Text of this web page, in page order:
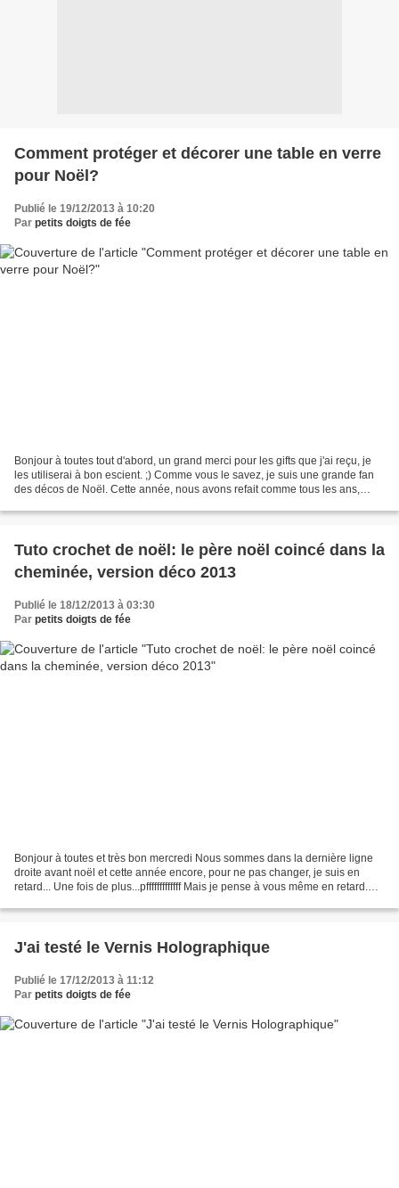
Comment protéger et décorer une table en verre
pour Noël?
Publié le 19/12/2013 à 10:20
Par petits doigts de fée
Bonjour à toutes tout d'abord, un grand merci pour les gifts que j'ai reçu, je
les utiliserai à bon escient. ;) Comme vous le savez, je suis une grande fan
des décos de Noël. Cette année, nous avons refait comme tous les ans,
Tuto crochet de noël: le père noël coincé dans la
cheminée, version déco 2013
Publié le 18/12/2013 à 03:30
Par petits doigts de fée
Bonjour à toutes et très bon mercredi Nous sommes dans la dernière ligne
droite avant noël et cette année encore, pour ne pas changer, je suis en
retard... Une fois de plus...pfffffffffffff Mais je pense à vous même en retard.
J'ai testé le Vernis Holographique
Publié le 17/12/2013 à 11:12
Par petits doigts de fée